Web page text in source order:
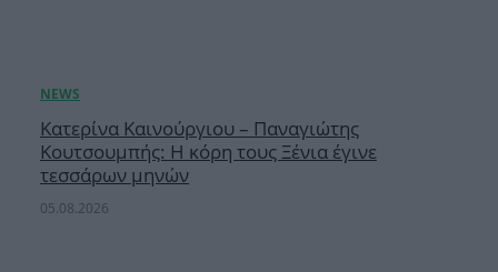
Κατερίνα Καινούργιου – Παναγιώτης
Κουτσουμπής: Η κόρη τους Ξένια έγινε
τεσσάρων μηνών
05.08.2026